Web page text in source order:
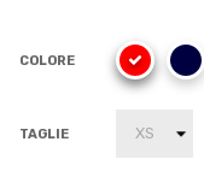
COLORE
TAGLIE